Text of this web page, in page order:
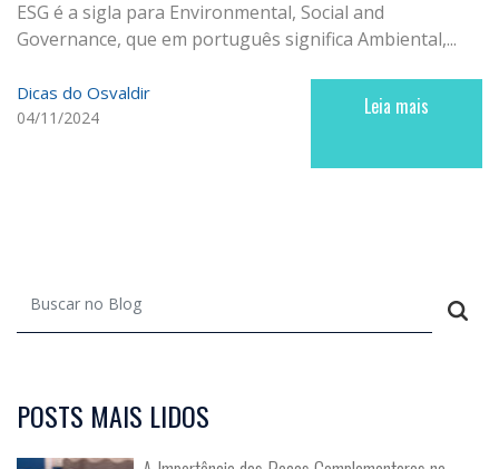
ESG é a sigla para Environmental, Social and
Governance, que em português significa Ambiental,...
Dicas do Osvaldir
04/11/2024 Leia mais
POSTS MAIS LIDOS